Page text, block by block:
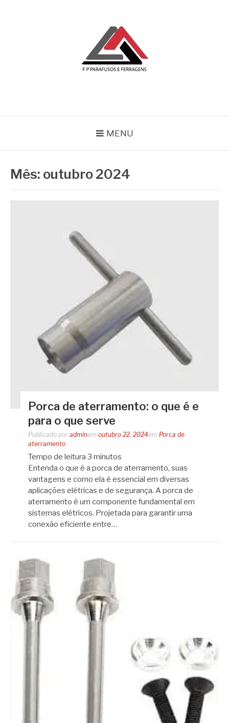
MENU
Mês: outubro 2024
Porca de aterramento: o que é e
para o que serve
Publicado por adminem outubro 22, 2024em Porca de
aterramento
Tempo de leitura 3 minutos
Entenda o que é a porca de aterramento, suas
vantagens e como ela é essencial em diversas
aplicações elétricas e de segurança. A porca de
aterramento é um componente fundamental em
sistemas elétricos. Projetada para garantir uma
conexão eficiente entre…